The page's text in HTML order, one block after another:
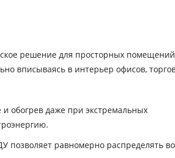
решение для просторных
вписываясь в интерьер офисов,
обогрев даже при экстремальных
позволяет равномерно распределять